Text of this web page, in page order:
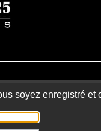
soyez enregistré